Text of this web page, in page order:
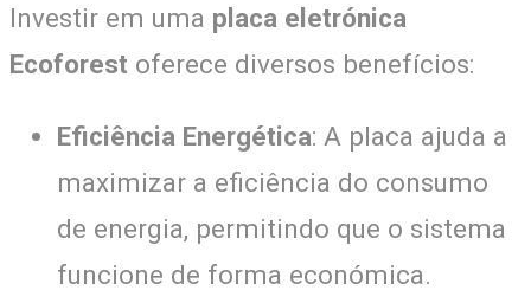
Investir em uma placa eletrónica
Ecoforest oferece diversos benefícios:
Eficiência Energética: A placa ajuda a
maximizar a eficiência do consumo
de energia, permitindo que o sistema
funcione de forma económica.